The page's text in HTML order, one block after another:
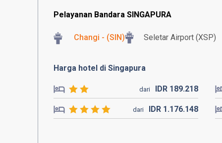
Pelayanan Bandara SINGAPURA
Changi - (SIN) Seletar Airport (XSP)
Harga hotel di Singapura
dari IDR 189.218
dari IDR 1.176.148